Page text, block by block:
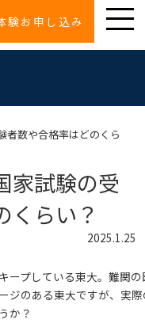
験お申し込み
者数や合格率はどのくら
家試験の受
くらい？
2025.1.25
ープしている東大。難関
ジのある東大ですが、実
か？